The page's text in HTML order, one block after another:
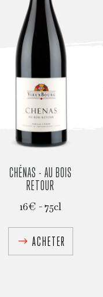
CHÉNAS - AU BOIS
RETOUR
16€ - 75cl
ACHETER